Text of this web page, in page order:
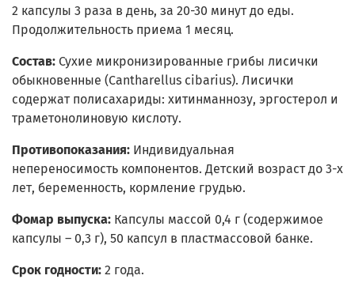
2 капсулы 3 раза в день, за 20-30 минут до еды.
Продолжительность приема 1 месяц.
Состав: Сухие микронизированные грибы лисички
обыкновенные (Cantharellus cibarius). Лисички
содержат полисахариды: хитинманнозу, эргостерол и
траметонолиновую кислоту.
Противопоказания: Индивидуальная
непереносимость компонентов. Детский возраст до 3-х
лет, беременность, кормление грудью.
Фомар выпуска: Капсулы массой 0,4 г (содержимое
капсулы – 0,3 г), 50 капсул в пластмассовой банке.
Срок годности: 2 года.